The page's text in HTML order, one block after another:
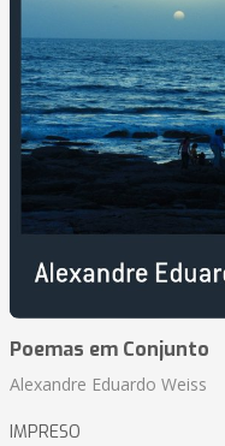
Poemas em Conjunto
Alexandre Eduardo Weiss
IMPRESO